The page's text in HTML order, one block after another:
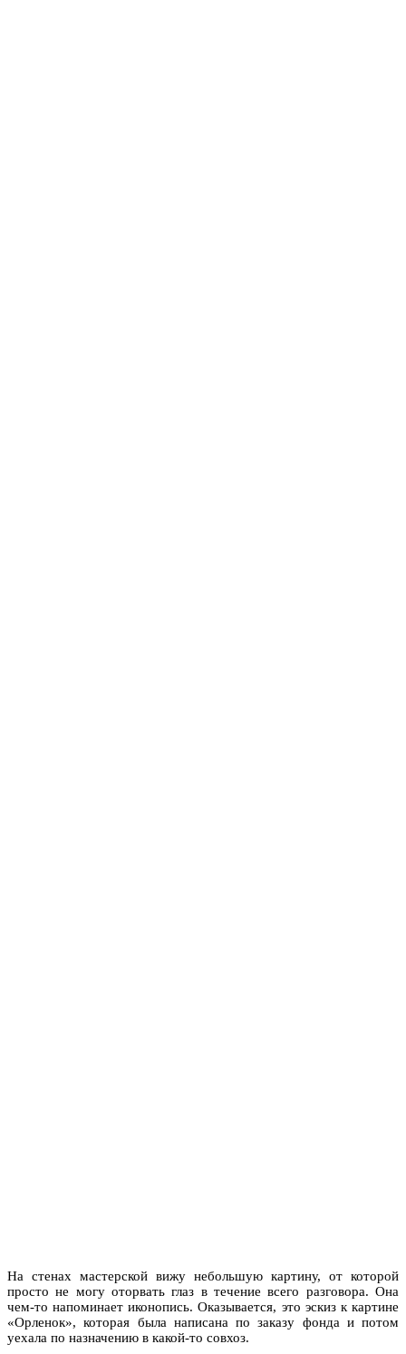
На стенах мастерской вижу небольшую картину, от которой
просто не могу оторвать глаз в течение всего разговора. Она
чем-то напоминает иконопись. Оказывается, это эскиз к картине
«Орленок», которая была написана по заказу фонда и потом
уехала по назначению в какой-то совхоз.